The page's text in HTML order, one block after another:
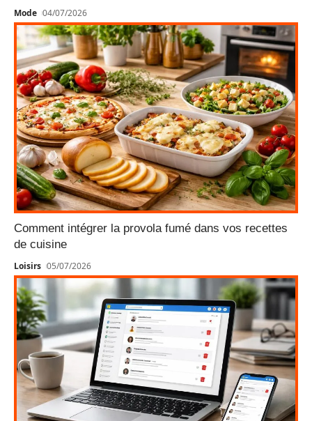
Mode 04/07/2026
Comment intégrer la provola fumé dans vos recettes
de cuisine
Loisirs 05/07/2026